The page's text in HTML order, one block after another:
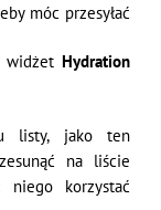
móc przesyłać
widżet Hydration
listy, jako ten
na liście
niego korzystać